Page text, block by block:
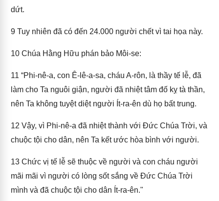
dứt.
9 Tuy nhiên đã có đến 24.000 người chết vì tai họa này.
10 Chúa Hằng Hữu phán bảo Môi-se:
11 “Phi-nê-a, con Ê-lê-a-sa, cháu A-rôn, là thầy tế lễ, đã
làm cho Ta nguôi giận, người đã nhiệt tâm đố kỵ tà thần,
nên Ta không tuyệt diệt người Ít-ra-ên dù họ bất trung.
12 Vậy, vì Phi-nê-a đã nhiệt thành với Đức Chúa Trời, và
chuộc tội cho dân, nên Ta kết ước hòa bình với người.
13 Chức vị tế lễ sẽ thuộc về người và con cháu người
mãi mãi vì người có lòng sốt sắng về Đức Chúa Trời
mình và đã chuộc tội cho dân Ít-ra-ên."